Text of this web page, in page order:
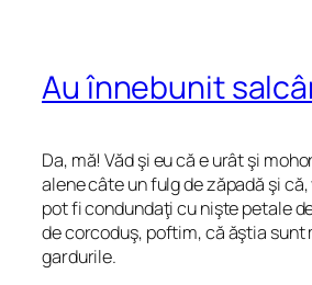
Au înnebunit
Da, mă! Văd şi eu că e urât şi
alene câte un fulg de zăpadă şi
pot fi condundaţi cu nişte petale
de corcoduş, poftim, că ăştia sunt
gardurile.